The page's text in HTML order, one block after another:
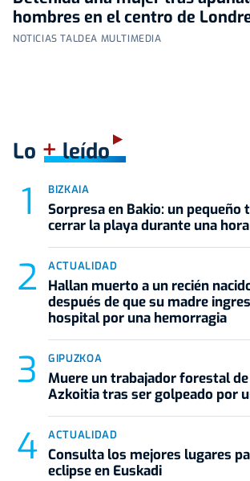
hombres en el centro de
NOTICIAS TALDEA MULTIMEDIA
Lo +leído
BIZKAIA
Sorpresa en Bakio: un pequeño
cerrar la playa durante una hora
ACTUALIDAD
Hallan muerto a un recién
después de que su madre
hospital por una hemorragia
GIPUZKOA
Muere un trabajador forestal
Azkoitia tras ser golpeado por
ACTUALIDAD
Consulta los mejores lugares
eclipse en Euskadi